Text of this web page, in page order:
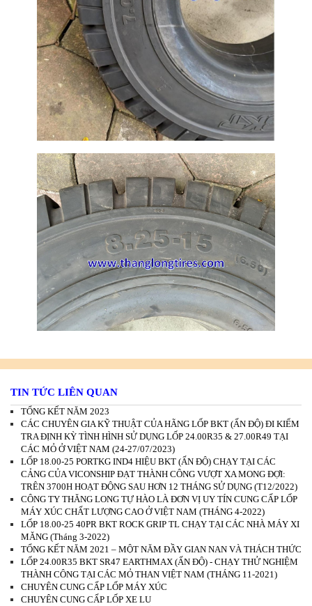
TIN TỨC LIÊN QUAN
TỔNG KẾT NĂM 2023
CÁC CHUYÊN GIA KỸ THUẬT CỦA HÃNG LỐP BKT (ẤN ĐỘ) ĐI KIỂM
TRA ĐỊNH KỲ TÌNH HÌNH SỬ DỤNG LỐP 24.00R35 & 27.00R49 TẠI
CÁC MỎ Ở VIỆT NAM (24-27/07/2023)
LỐP 18.00-25 PORTKG IND4 HIỆU BKT (ẤN ĐỘ) CHẠY TẠI CÁC
CẢNG CỦA VICONSHIP ĐẠT THÀNH CÔNG VƯỢT XA MONG ĐỢI:
TRÊN 3700H HOẠT ĐỘNG SAU HƠN 12 THÁNG SỬ DỤNG (T12/2022)
CÔNG TY THĂNG LONG TỰ HÀO LÀ ĐƠN VỊ UY TÍN CUNG CẤP LỐP
MÁY XÚC CHẤT LƯỢNG CAO Ở VIỆT NAM (THÁNG 4-2022)
LỐP 18.00-25 40PR BKT ROCK GRIP TL CHẠY TẠI CÁC NHÀ MÁY XI
MĂNG (Tháng 3-2022)
TỔNG KẾT NĂM 2021 – MỘT NĂM ĐẦY GIAN NAN VÀ THÁCH THỨC
LỐP 24.00R35 BKT SR47 EARTHMAX (ẤN ĐỘ) - CHẠY THỬ NGHIỆM
THÀNH CÔNG TẠI CÁC MỎ THAN VIỆT NAM (THÁNG 11-2021)
CHUYÊN CUNG CẤP LỐP MÁY XÚC
CHUYÊN CUNG CẤP LỐP XE LU